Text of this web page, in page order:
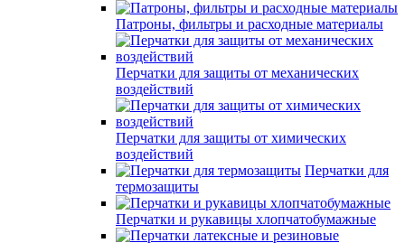
Патроны, фильтры и расходные материалы
Перчатки для защиты от механических
воздействий
Перчатки для защиты от химических
воздействий
Перчатки для
термозащиты
Перчатки и рукавицы хлопчатобумажные